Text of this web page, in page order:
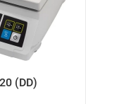
(DD)